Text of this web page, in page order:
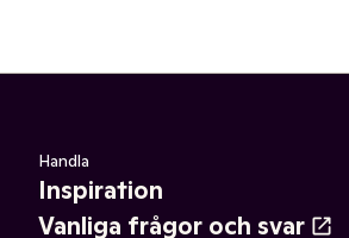
Handla
Inspiration
Vanliga frågor och svar